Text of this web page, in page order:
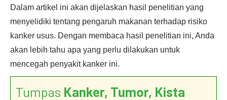
Dalam artikel ini akan dijelaskan hasil penelitian yang
menyelidiki tentang pengaruh makanan terhadap risiko
kanker usus. Dengan membaca hasil penelitian ini, Anda
akan lebih tahu apa yang perlu dilakukan untuk
mencegah penyakit kanker ini.
Tumpas Kanker, Tumor, Kista